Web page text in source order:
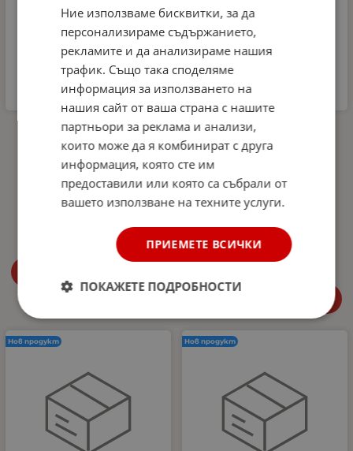
Комплект
Микрофибърна къпра и
Гъба за почистване на
интериора на
автомобил Dunlop -
аромат Океан
Автомобилна аптечка
DIN 13164-2022 +
светлоотразителна
жилетка и авариен
триъгълник –
Европейски стандарт,
покриващ новите
27.00 € / 52.81
Нов продукт Нов продукт
Ние използваме бисквитки, за да
персонализираме съдържанието,
рекламите и да анализираме нашия
трафик. Също така споделяме
информация за използването на
нашия сайт от ваша страна с нашите
партньори за реклама и анализи,
които може да я комбинират с друга
информация, която сте им
предоставили или която са събрали от
вашето използване на техните услуги.
ПРИЕМЕТЕ ВСИЧКИ
ПОКАЖЕТЕ ПОДРОБНОСТИ